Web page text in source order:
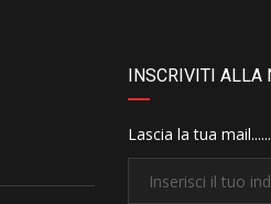
INSCRIVITI ALLA
Lascia la tua